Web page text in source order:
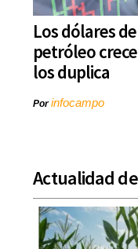
Los dólares
petróleo
los duplica
Porinfocampo
Actualidad